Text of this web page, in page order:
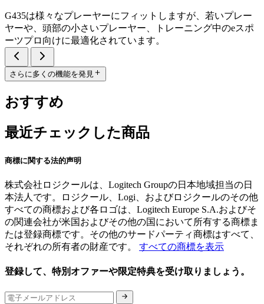
G435は様々なプレーヤーにフィットしますが、若いプレー
ヤーや、頭部の小さいプレーヤー、トレーニング中のeスポ
ーツプロ向けに最適化されています。
さらに多くの機能を発見
おすすめ
最近チェックした商品
商標に関する法的声明
株式会社ロジクールは、Logitech Groupの日本地域担当の日
本法人です。ロジクール、Logi、およびロジクールのその他
すべての商標および各ロゴは、Logitech Europe S.A.およびそ
の関連会社が米国およびその他の国において所有する商標ま
たは登録商標です。その他のサードパーティ商標はすべて、
それぞれの所有者の財産です。 すべての商標を表示
登録して、特別オファーや限定特典を受け取りましょう。